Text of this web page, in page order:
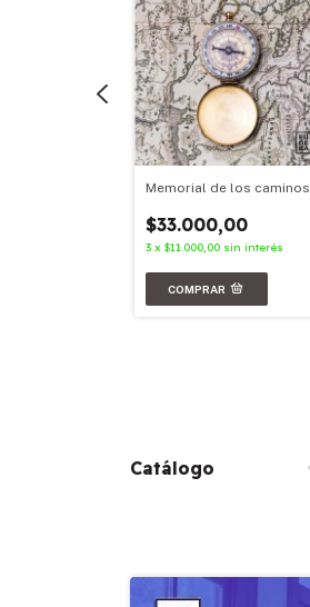
Memorial de los caminos
$33.000,00
3 x $11.000,00 sin interés
Catálogo